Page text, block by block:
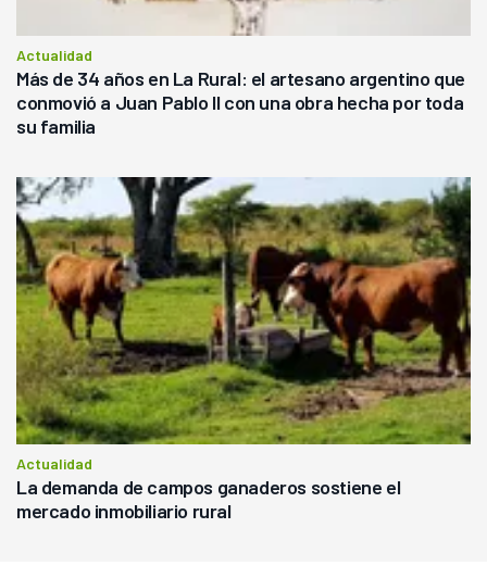
Actualidad
Más de 34 años en La Rural: el artesano argentino que
conmovió a Juan Pablo II con una obra hecha por toda
su familia
Actualidad
La demanda de campos ganaderos sostiene el
mercado inmobiliario rural